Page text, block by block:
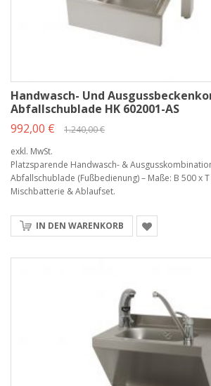
Handwasch- Und
Abfallschublade HK 602001-AS
992,00 €
1.240,00 €
exkl. MwSt.
Platzsparende Handwasch- &
Abfallschublade (Fußbedienung) – Maße: B 500 x
Mischbatterie & Ablaufset.
IN DEN WARENKORB